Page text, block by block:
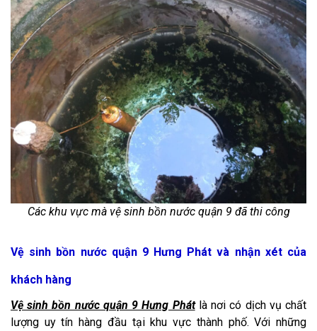
Các khu vực mà vệ sinh bồn nước quận 9 đã thi công
Vệ sinh bồn nước quận 9 Hưng Phát và nhận xét của
khách hàng
Vệ sinh bồn nước quận 9 Hưng Phátlà nơi có dịch vụ chất
lượng uy tín hàng đầu tại khu vực thành phố. Với những